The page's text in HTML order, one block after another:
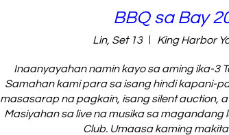
BBQ sa Bay
Lin, Set 13 King Harbor
Inaanyayahan namin kayo sa aming ika-3
Samahan kami para sa isang hindi kapani-
masasarap na pagkain, isang silent auction,
Masiyahan sa live na musika sa magandang
Club. Umaasa kaming